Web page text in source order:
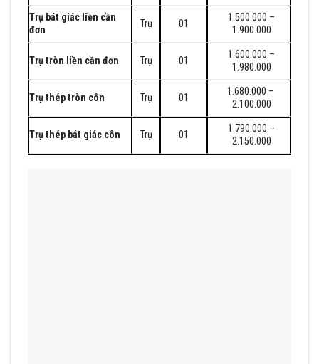
Trụ bát giác liền cần
đơn
Trụ 01
1.500.000 –
1.900.000
Trụ tròn liền cần đơn Trụ 01
1.600.000 –
1.980.000
Trụ thép tròn côn Trụ 01
1.680.000 –
2.100.000
Trụ thép bát giác côn Trụ 01
1.790.000 –
2.150.000